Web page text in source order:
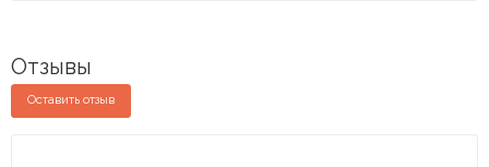
Отзывы
Оставить отзыв